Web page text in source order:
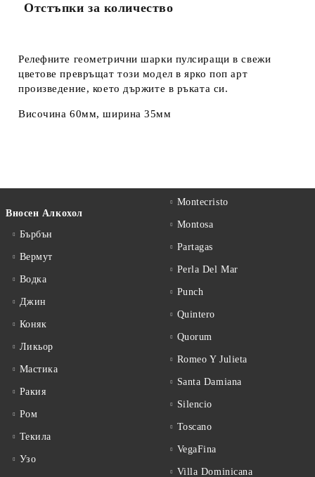
Отстъпки за количество
Релефните геометрични шарки пулсиращи в свежи
цветове превръщат този модел в ярко поп арт
произведение, което държите в ръката си.
Височина 60мм, ширина 35мм
Вносен Алкохол
Бърбън
Вермут
Водка
Джин
Коняк
Ликьор
Мастика
Ракия
Ром
Текила
Узо
Montecristo
Montosa
Partagas
Perla Del Mar
Punch
Quintero
Quorum
Romeo Y Julieta
Santa Damiana
Silencio
Toscano
VegaFina
Villa Dominicana